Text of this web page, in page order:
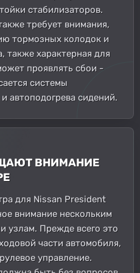
стабилизаторов.
требует внимания,
тормозных колодок и
также характерная для
проявлять сбои -
системы
автоподогрева сидений.
ВНИМАНИЕ
для Nissan President
внимание нескольким
узлам. Прежде всего это
части автомобиля,
управление.